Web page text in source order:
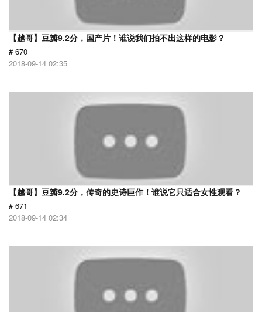
【越哥】豆瓣9.2分，国产片！谁说我们拍不出这样的电影？
# 670
2018-09-14 02:35
【越哥】豆瓣9.2分，传奇的史诗巨作！谁说它只适合女性观看？
# 671
2018-09-14 02:34